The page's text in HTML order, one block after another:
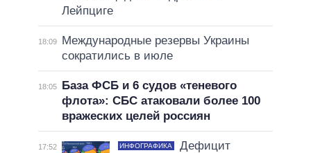
Лейпциге
18:09
Международные резервы Украины
сократились в июле
18:05
База ФСБ и 6 судов «теневого
флота»: СБС атаковали более 100
вражеских целей россиян
17:52 ИНФОГРАФИКА
Дефицит